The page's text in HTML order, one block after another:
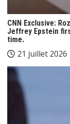
CNN Exclusive:
Jeffrey Epstein
time.
21 juillet 2026